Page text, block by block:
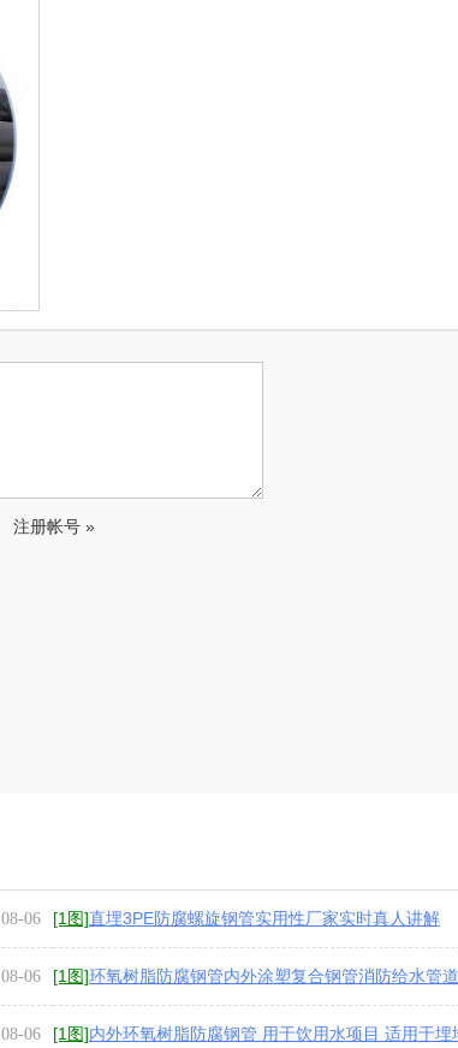
注册帐号 »
08-06 [1图]直埋3PE防腐螺旋钢管实用性厂家实时真人讲解
08-06 [1图]环氧树脂防腐钢管内外涂塑复合钢管消防给水管道
钢管
08-06 [1图]内外环氧树脂防腐钢管 用于饮用水项目 适用于埋